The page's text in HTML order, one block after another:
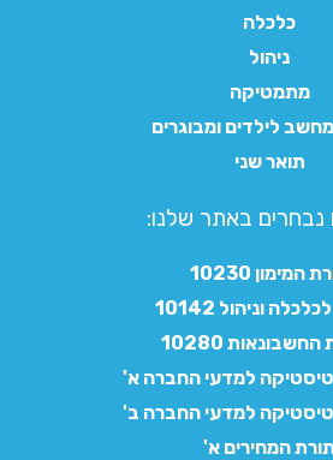
כלכלה
ניהול
מתמטיקה
לילדים ומבוגרים
תואר שני
נבחרים באתר שלנו:​
המימון 10230
וניהול 10142
10280
למדעי החברה א'
למדעי החברה ב'
תורת המחירים א'